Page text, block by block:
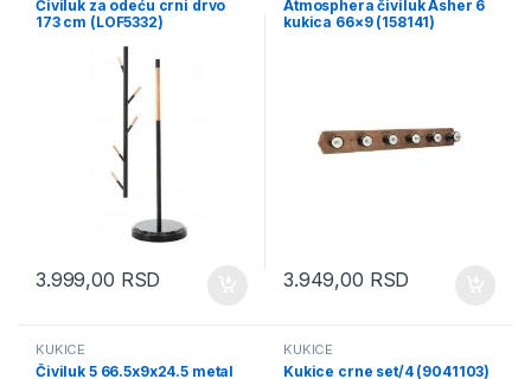
Čiviluk za odeću crni drvo
173 cm (LOF5332)
3.999,00 RSD
Atmosphera čiviluk Asher 6
kukica 66×9 (158141)
3.949,00 RSD
KUKICE
Čiviluk 5 66.5x9x24.5 metal
KUKICE
Kukice crne set/4 (9041103)